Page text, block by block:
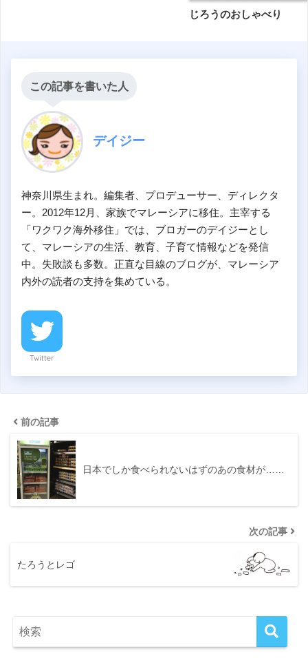
じろうのおしゃべり
この記事を書いた人
デイジー
神奈川県生まれ。編集者、プロデューサー、ディレクタ
ー。2012年12月、家族でマレーシアに移住。主宰する
「ワクワク海外移住」では、ブロガーのデイジーとし
て、マレーシアの生活、教育、子育て情報などを発信
中。失敗談も多数。正直な目線のブログが、マレーシア
内外の読者の支持を集めている。
Twitter
前の記事
日本でしか食べられないはずのあの食材が……
次の記事
たろうとレゴ